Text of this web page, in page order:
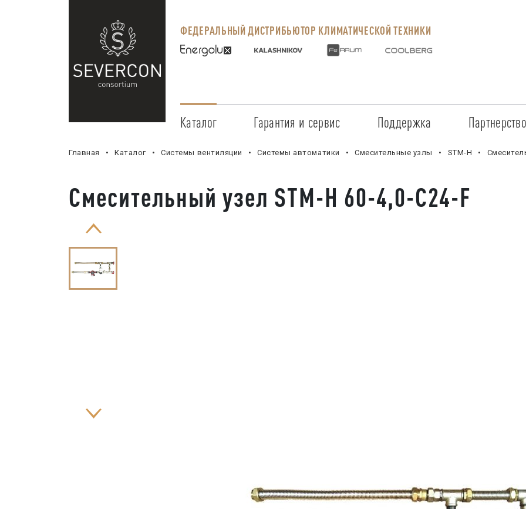
ФЕДЕРАЛЬНЫЙ ДИСТРИБЬЮТОР КЛИМАТИЧЕСКОЙ ТЕХНИКИ
Каталог Гарантия и сервис
Сервисные центры
Прайс-лист на услуги
Поддержка
Регистрация объекта
Документация
Стать
Главная Каталог Системы вентиляции Системы автоматики Смесительные узлы STM-H
Смесительный узел STM-H 60-4,0-C24-F